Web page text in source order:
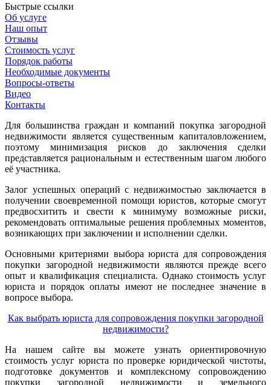
Быстрые ссылки
Об услуге
Наш опыт
Отзывы
Стоимость услуг
Порядок работы
Необходимые документы
Вопросы-ответы
Видео
Контакты
Для большинства граждан и компаний покупка загородной
недвижимости является существенным капиталовложением,
поэтому минимизация рисков до заключения сделки
представляется рациональным и естественным шагом любого
её участника.
Залог успешных операций с недвижимостью заключается в
получении своевременной помощи юристов, которые смогут
предвосхитить и свести к минимуму возможные риски,
рекомендовать оптимальные решения проблемных моментов,
возникающих при заключении и исполнении сделки.
Основными критериями выбора юриста для сопровождения
покупки загородной недвижимости являются прежде всего
опыт и квалификация специалиста. Однако стоимость услуг
юриста и порядок оплаты имеют не последнее значение в
вопросе выбора.
Как выбрать юриста для сопровождения покупки загородной
недвижимости?
На нашем сайте вы можете узнать ориентировочную
стоимость услуг юриста по проверке юридической чистоты,
подготовке документов и комплексному сопровождению
покупки загородной недвижимости и земельного